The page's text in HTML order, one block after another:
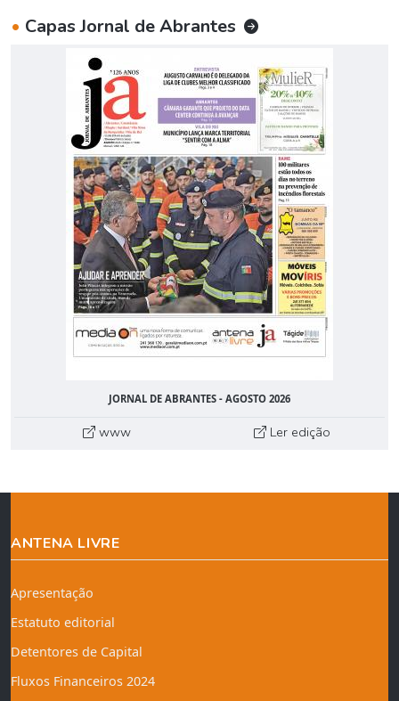
• Capas Jornal de Abrantes
JORNAL DE ABRANTES - AGOSTO 2026
www Ler edição
ANTENA LIVRE
Apresentação
Estatuto editorial
Detentores de Capital
Fluxos Financeiros 2024